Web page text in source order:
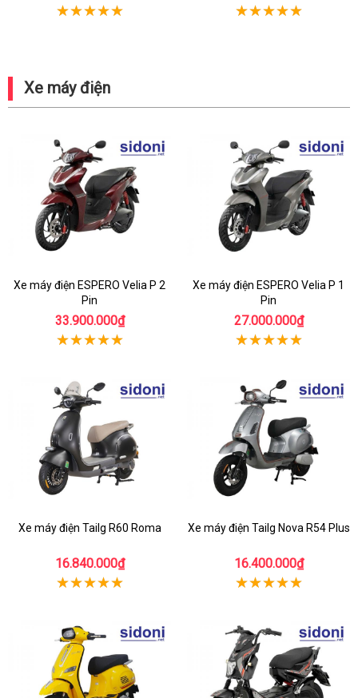
Xe máy điện
Xe máy điện ESPERO Velia P 2
Pin
33.900.000₫
Xe máy điện ESPERO Velia P 1
Pin
27.000.000₫
Xe máy điện Tailg R60 Roma
16.840.000₫
Xe máy điện Tailg Nova R54 Plus
16.400.000₫